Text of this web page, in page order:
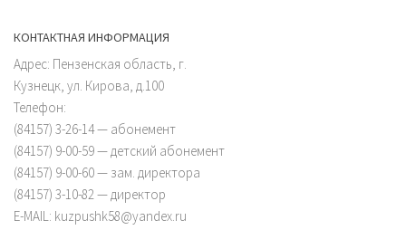
КОНТАКТНАЯ ИНФОРМАЦИЯ
Адрес: Пензенская область, г.
Кузнецк, ул. Кирова, д.100
Телефон:
(84157) 3-26-14 — абонемент
(84157) 9-00-59 — детский абонемент
(84157) 9-00-60 — зам. директора
(84157) 3-10-82 — директор
E-MAIL: kuzpushk58@yandex.ru